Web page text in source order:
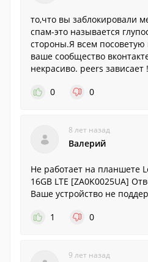
то,что вы заблокировали
спам-это называется
стороны.Я всем
ваше сообщество
некрасиво. peers зависает !
0
0
8 лет назад
Валерий
Не работает на планшете
16GB LTE [ZA0K0025UA]
Ваше устройство не
1
0
9 лет назад